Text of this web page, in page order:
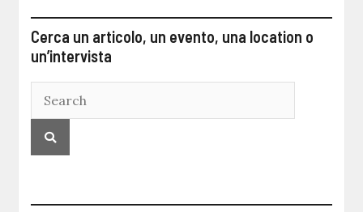
Cerca un articolo, un evento, una location o
un’intervista